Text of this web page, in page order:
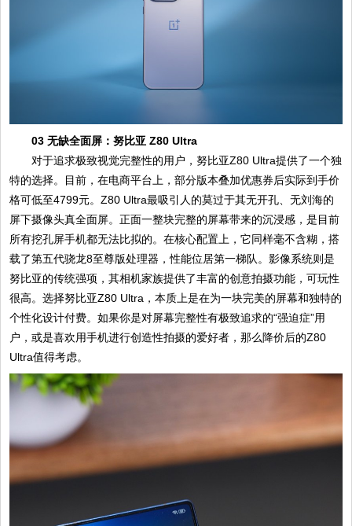
03 无缺全面屏：努比亚 Z80 Ultra
对于追求极致视觉完整性的用户，努比亚Z80 Ultra提供了一个独
特的选择。目前，在电商平台上，部分版本叠加优惠券后实际到手价
格可低至4799元。Z80 Ultra最吸引人的莫过于其无开孔、无刘海的
屏下摄像头真全面屏。正面一整块完整的屏幕带来的沉浸感，是目前
所有挖孔屏手机都无法比拟的。在核心配置上，它同样毫不含糊，搭
载了第五代骁龙8至尊版处理器，性能位居第一梯队。影像系统则是
努比亚的传统强项，其相机家族提供了丰富的创意拍摄功能，可玩性
很高。选择努比亚Z80 Ultra，本质上是在为一块完美的屏幕和独特的
个性化设计付费。如果你是对屏幕完整性有极致追求的“强迫症”用
户，或是喜欢用手机进行创造性拍摄的爱好者，那么降价后的Z80
Ultra值得考虑。